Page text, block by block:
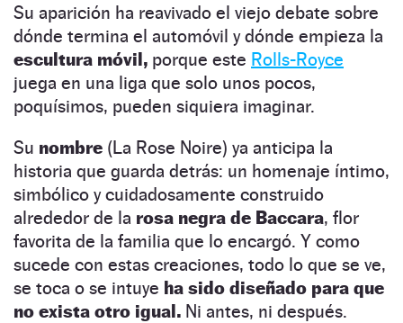
Su aparición ha reavivado el viejo debate sobre
dónde termina el automóvil y dónde empieza la
escultura móvil, porque este Rolls-Royce
juega en una liga que solo unos pocos,
poquísimos, pueden siquiera imaginar.
Su nombre (La Rose Noire) ya anticipa la
historia que guarda detrás: un homenaje íntimo,
simbólico y cuidadosamente construido
alrededor de la rosa negra de Baccara, flor
favorita de la familia que lo encargó. Y como
sucede con estas creaciones, todo lo que se ve,
se toca o se intuye ha sido diseñado para que
no exista otro igual. Ni antes, ni después.